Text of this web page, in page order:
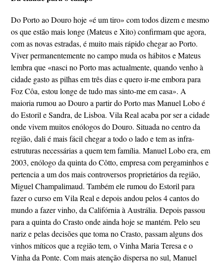
Do Porto ao Douro hoje «é um tiro» com todos dizem e mesmo
os que estão mais longe (Mateus e Xito) confirmam que agora,
com as novas estradas, é muito mais rápido chegar ao Porto.
Viver permanentemente no campo muda os hábitos e Mateus
lembra que «nasci no Porto mas actualmente, quando venho à
cidade gasto as pilhas em três dias e quero ir-me embora para
Foz Côa, estou longe de tudo mas sinto-me em casa». A
maioria rumou ao Douro a partir do Porto mas Manuel Lobo é
do Estoril e Sandra, de Lisboa. Vila Real acaba por ser a cidade
onde vivem muitos enólogos do Douro. Situada no centro da
região, dali é mais fácil chegar a todo o lado e tem as infra-
estruturas necessárias a quem tem família. Manuel Lobo era, em
2003, enólogo da quinta do Côtto, empresa com pergaminhos e
pertencia a um dos mais controversos proprietários da região,
Miguel Champalimaud. Também ele rumou do Estoril para
fazer o curso em Vila Real e depois andou pelos 4 cantos do
mundo a fazer vinho, da Califórnia à Austrália. Depois passou
para a quinta do Crasto onde ainda hoje se mantém. Pelo seu
nariz e pelas decisões que toma no Crasto, passam alguns dos
vinhos míticos que a região tem, o Vinha Maria Teresa e o
Vinha da Ponte. Com mais atenção dispersa no sul, Manuel